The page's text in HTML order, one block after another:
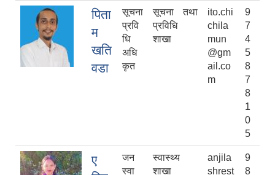
पिता
म
खति
वडा
सूचना
प्रवि
धि
अधि
कृत
सूचना तथा
प्रविधि
शाखा
ito.chi
chila
mun
@gm
ail.co
m
9
7
4
5
8
7
8
1
0
5
ए
जन
स्वा
स्वास्थ्य
शाखा
anjila
shrest
9
8